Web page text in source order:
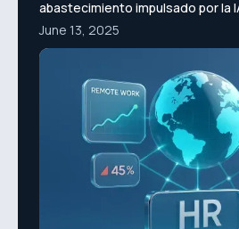
abastecimiento impulsado por la
June 13, 2025